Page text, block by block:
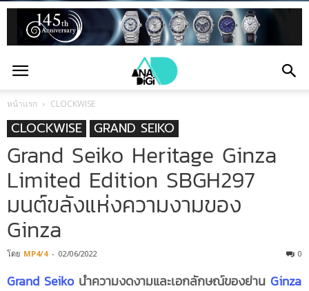
หน้าแรก CLOCKWISE
CLOCKWISE GRAND SEIKO
Grand Seiko Heritage Ginza
Limited Edition SBGH297
มนต์ขลังแห่งความงามของ
Ginza
โดย MP4/4 - 02/06/2022 0
Grand Seikoนำความงดงามและเอกลักษณ์ของย่าน Ginza